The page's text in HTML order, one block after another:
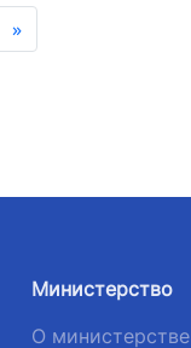
»
Министерство
О министерстве